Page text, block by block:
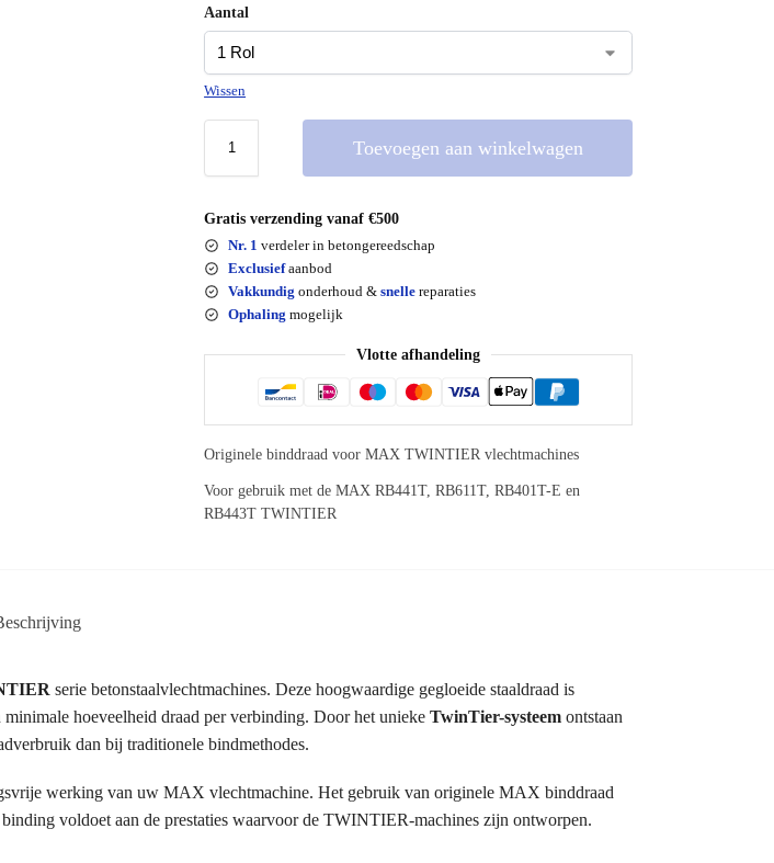
Aantal
Wissen
Toevoegen aan winkelwagen
Gratis verzending vanaf €500
Nr. 1 verdeler in betongereedschap
Exclusiefaanbod
Vakkundig onderhoud &snelle reparaties
Ophaling mogelijk
Vlotte afhandeling
Originele binddraad voor MAX TWINTIER vlechtmachines
Voor gebruik met de MAX RB441T, RB611T, RB401T-E en
RB443T TWINTIER
serie betonstaalvlechtmachines. Deze hoogwaardige gegloeide staaldraad is
hoeveelheid draad per verbinding. Door het unieke TwinTier-systeemontstaan
dan bij traditionele bindmethodes.
werking van uw MAX vlechtmachine. Het gebruik van originele MAX binddraad
voldoet aan de prestaties waarvoor de TWINTIER-machines zijn ontworpen.